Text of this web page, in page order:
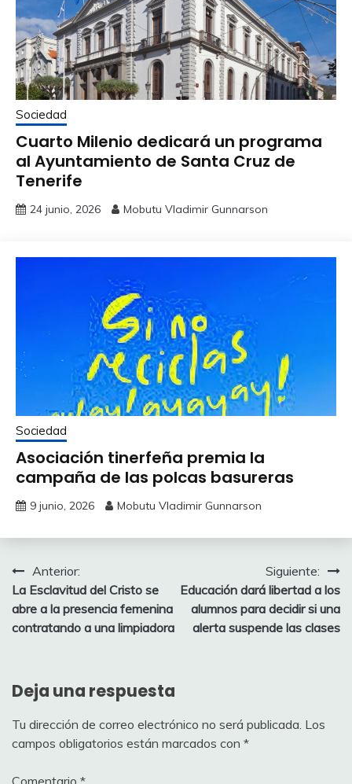
Sociedad
Cuarto Milenio dedicará un programa
al Ayuntamiento de Santa Cruz de
Tenerife
24 junio, 2026 Mobutu Vladimir Gunnarson
Sociedad
Asociación tinerfeña premia la
campaña de las polcas basureras
9 junio, 2026 Mobutu Vladimir Gunnarson
Navegación
de
entradas
Anterior:
La Esclavitud del Cristo se
abre a la presencia femenina
contratando a una limpiadora
Siguiente:
Educación dará libertad a los
alumnos para decidir si una
alerta suspende las clases
Deja una respuesta
Tu dirección de correo electrónico no será publicada. Los
campos obligatorios están marcados con *
Comentario *